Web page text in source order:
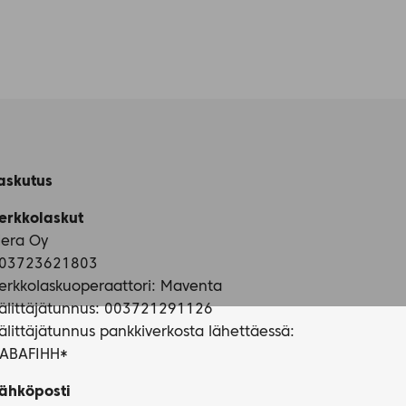
Oy
Maventa
003721291126
pankkiverkosta lähettäessä: